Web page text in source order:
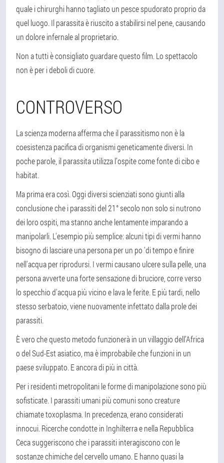
quale i chirurghi hanno tagliato un pesce spudorato proprio da
quel luogo. Il parassita è riuscito a stabilirsi nel pene, causando
un dolore infernale al proprietario.
Non a tutti è consigliato guardare questo film. Lo spettacolo
non è per i deboli di cuore.
CONTROVERSO
La scienza moderna afferma che il parassitismo non è la
coesistenza pacifica di organismi geneticamente diversi. In
poche parole, il parassita utilizza l’ospite come fonte di cibo e
habitat.
Ma prima era così. Oggi diversi scienziati sono giunti alla
conclusione che i parassiti del 21° secolo non solo si nutrono
dei loro ospiti, ma stanno anche lentamente imparando a
manipolarli. L'esempio più semplice: alcuni tipi di vermi hanno
bisogno di lasciare una persona per un po 'di tempo e finire
nell'acqua per riprodursi. I vermi causano ulcere sulla pelle, una
persona avverte una forte sensazione di bruciore, corre verso
lo specchio d'acqua più vicino e lava le ferite. E più tardi, nello
stesso serbatoio, viene nuovamente infettato dalla prole dei
parassiti.
È vero che questo metodo funzionerà in un villaggio dell’Africa
o del Sud-Est asiatico, ma è improbabile che funzioni in un
paese sviluppato. E ancora di più in città.
Per i residenti metropolitani le forme di manipolazione sono più
sofisticate. I parassiti umani più comuni sono creature
chiamate toxoplasma. In precedenza, erano considerati
innocui. Ricerche condotte in Inghilterra e nella Repubblica
Ceca suggeriscono che i parassiti interagiscono con le
sostanze chimiche del cervello umano. E hanno quasi la